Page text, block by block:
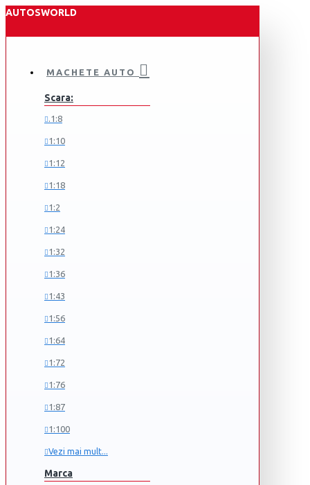
AUTOSWORLD
MACHETE AUTO
Scara:
.1:8
1:10
1:12
1:18
1:2
1:24
1:32
1:36
1:43
1:56
1:64
1:72
1:76
1:87
1:100
Vezi mai mult...
Marca